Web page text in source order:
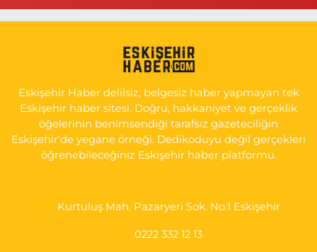
YENİDOĞAN MH.ŞEHİT SERKAN ÖZAYDIN CD.8 B ESKİ DEVLET
0 (222) 237 75 17 Yol Tarifi Al
Eskişehir Haber delilsiz, belgesiz haber yapmayan tek
Eskişehir haber sitesi. Doğru, hakkaniyet ve gerçeklik
öğelerinin benimsendiği tarafsız gazeteciliğin
Eskişehir'de yegane örneği. Dedikoduyu değil gerçekleri
öğrenebileceğiniz Eskişehir haber platformu.
Kurtuluş Mah. Pazaryeri Sok. No:1 Eskişehir
0222 332 12 13